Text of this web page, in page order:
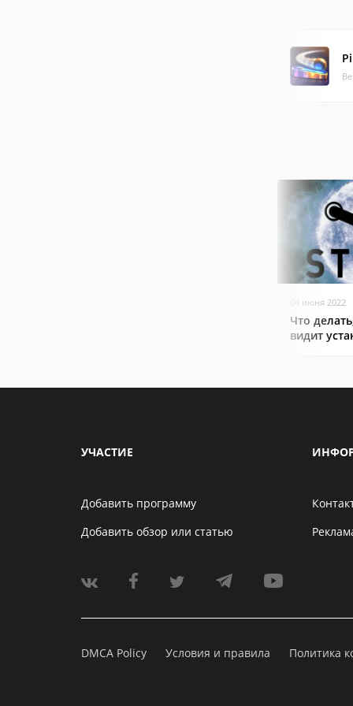
04 июня 2022
Что
видит
УЧАСТИЕ
Добавить программу
Добавить обзор или статью
DMCA Policy Условия и правила Политика